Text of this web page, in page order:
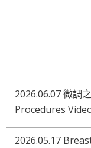
2026.06.07 微調
Procedures
2026.05.17